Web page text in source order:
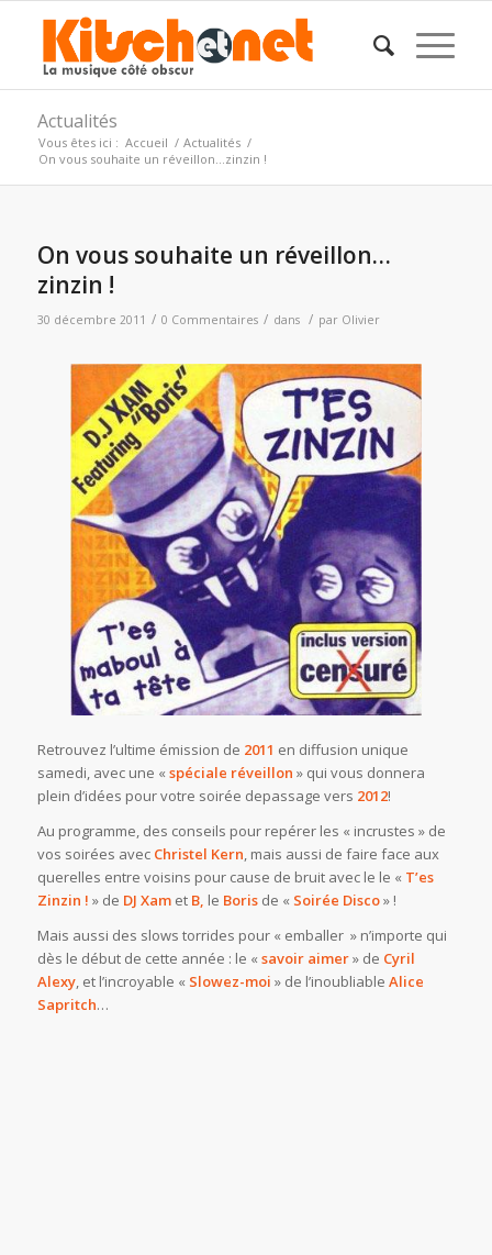
Actualités
Vous êtes ici : Accueil / Actualités /
On vous souhaite un réveillon…zinzin !
On vous souhaite un réveillon…
zinzin !
30 décembre 2011 / 0 Commentaires / dans / par Olivier
Retrouvez l’ultime émission de 2011 en diffusion unique
samedi, avec une «spéciale réveillon » qui vous donnera
plein d’idées pour votre soirée depassage vers 2012!
Au programme, des conseils pour repérer les « incrustes » de
vos soirées avec Christel Kern, mais aussi de faire face aux
querelles entre voisins pour cause de bruit avec le le « T’es
Zinzin ! » de DJ Xamet B, le Borisde « Soirée Disco» !
Mais aussi des slows torrides pour « emballer » n’importe qui
dès le début de cette année : le «savoir aimer» de Cyril
Alexy, et l’incroyable « Slowez-moi » de l’inoubliable Alice
Sapritch…